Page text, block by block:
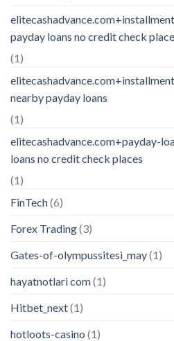
payday loans no credit check
(1)
nearby payday loans
(1)
elitecashadvance.com+payday-
loans no credit check places
(1)
FinTech(6)
Forex Trading(3)
Gates-of-olympussitesi_may(1)
hayatnotlari com(1)
Hitbet_next(1)
hotloots-casino (1)